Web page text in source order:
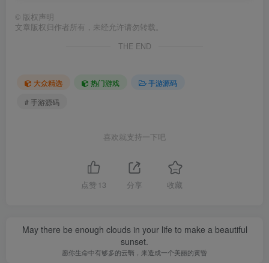
© 版权声明
文章版权归作者所有，未经允许请勿转载。
THE END
大众精选 热门游戏
手游源码
# 手游源码
喜欢就支持一下吧
点赞 13 分享 收藏
May there be enough clouds in your life to make a beautiful
sunset.
愿你生命中有够多的云翳，来造成一个美丽的黄昏